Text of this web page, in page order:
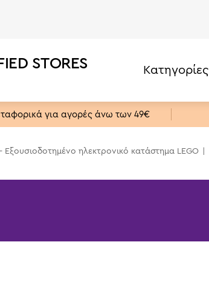
STORES Κατηγορίες
1,5+ ετών
4+ ετών
13+ ετών
για αγορές άνω των 49€
Εξουσιοδοτημένο ηλεκτρονικό κατάστημα LEGO